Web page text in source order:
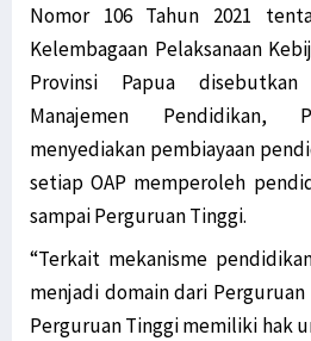
Nomor 106 Tahun 2021
Kelembagaan Pelaksanaan
Provinsi Papua
Manajemen Pendidikan,
menyediakan pembiayaan
setiap OAP memperoleh
sampai Perguruan Tinggi.
“Terkait mekanisme
menjadi domain dari
Perguruan Tinggi memiliki hak